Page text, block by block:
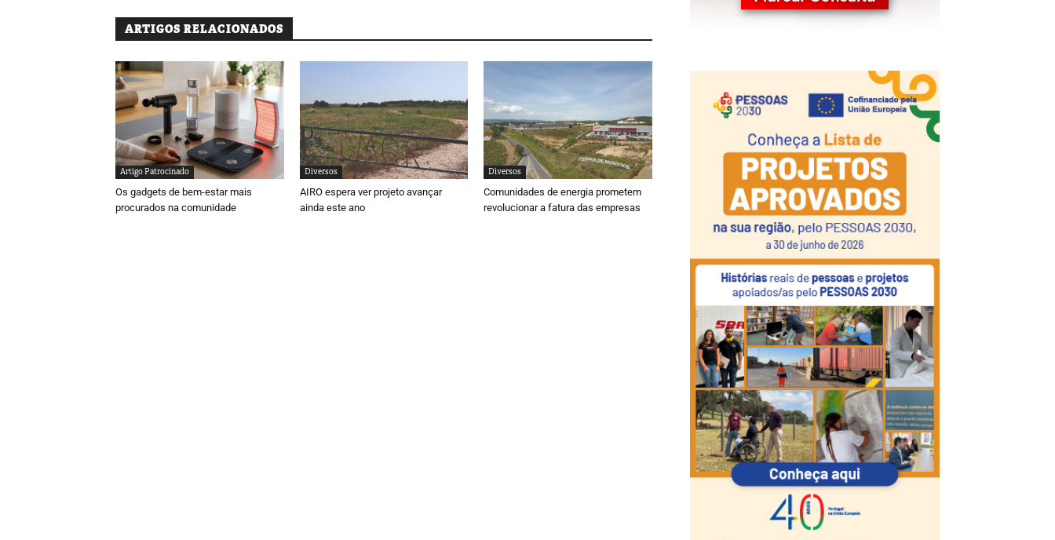
ARTIGOS RELACIONADOS
Artigo Patrocinado
Os gadgets de bem-estar mais
procurados na comunidade
Diversos
AIRO espera ver projeto avançar
ainda este ano
Diversos
Comunidades de energia prometem
revolucionar a fatura das empresas